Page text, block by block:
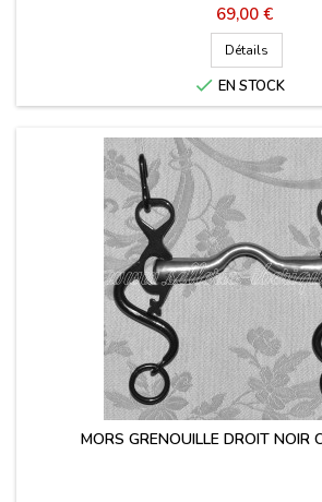
Prix
69,00 €
Détails
 EN STOCK
MORS GRENOUILLE DROIT NOIR